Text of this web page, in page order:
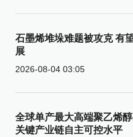
石墨烯堆垛难题被攻克 有
展
2026-08-04 03:05
全球单产最大高端聚乙烯
关键产业链自主可控水平